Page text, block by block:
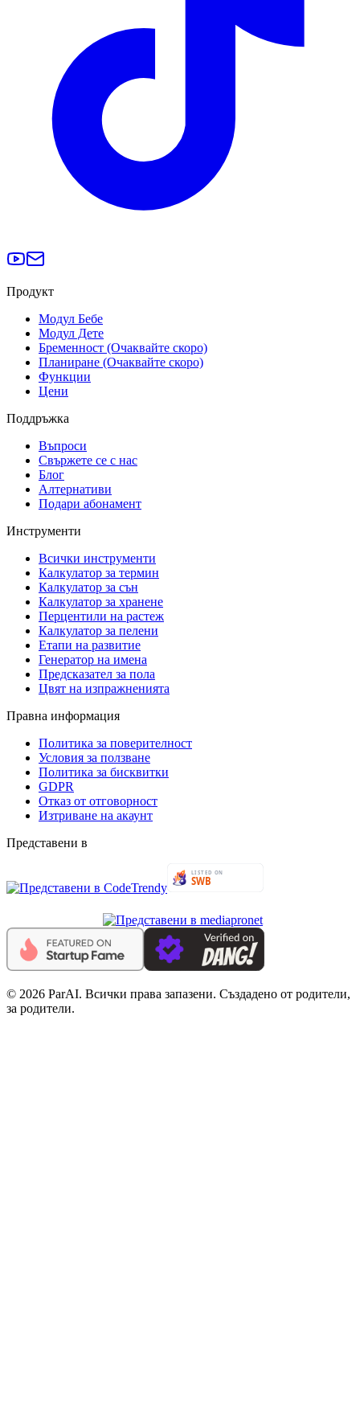
Продукт
Модул Бебе
Модул Дете
Бременност (Очаквайте скоро)
Планиране (Очаквайте скоро)
Функции
Цени
Поддръжка
Въпроси
Свържете се с нас
Блог
Алтернативи
Подари абонамент
Инструменти
Всички инструменти
Калкулатор за термин
Калкулатор за сън
Калкулатор за хранене
Перцентили на растеж
Калкулатор за пелени
Етапи на развитие
Генератор на имена
Предсказател за пола
Цвят на изпражненията
Правна информация
Политика за поверителност
Условия за ползване
Политика за бисквитки
GDPR
Отказ от отговорност
Изтриване на акаунт
Представени в
© 2026 ParAI. Всички права запазени. Създадено от родители,
за родители.